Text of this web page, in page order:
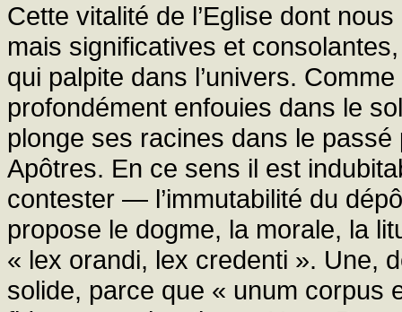
Cette vitalité de l’Eglise dont
mais significatives et
qui palpite dans l’univers.
profondément enfouies dans le
plonge ses racines dans le
Apôtres. En ce sens il est
contester — l’immutabilité du
propose le dogme, la morale, la
« lex orandi, lex credenti ». Une,
solide, parce que « unum corpus